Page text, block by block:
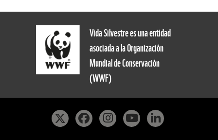
Vida Silvestre es una entidad
asociada a la Organización
Mundial de Conservación
(WWF)